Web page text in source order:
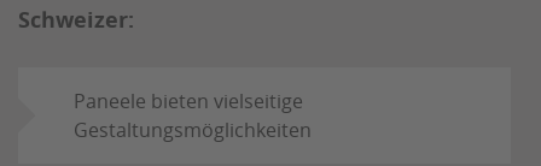
Schweizer:
Paneele bieten vielseitige
Gestaltungsmöglichkeiten